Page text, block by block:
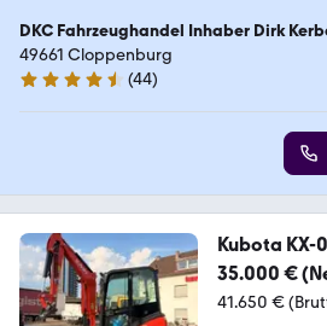
DKC Fahrzeughandel Inhaber Dirk
49661 Cloppenburg
4.7 Sterne
(44)
Kubota KX-
35.000 €
41.650 €